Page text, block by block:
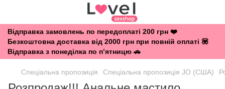
Відправка замовлень по передоплаті 200 грн ❤️
Безкоштовна доставка від 2000 грн при повній оплаті 💟
Відправка з понеділка по п’ятницю 🚗
Спеціальна пропозиція Спеціальна пропозиція JO (США)